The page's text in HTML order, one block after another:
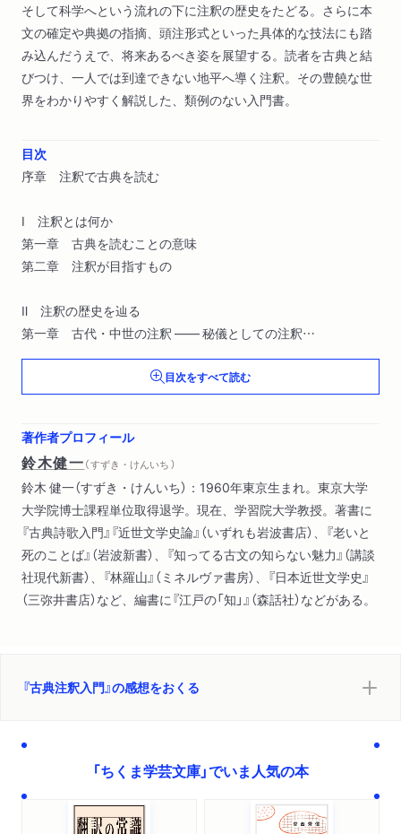
そして科学へという流れの下に注釈の歴史をたどる。さらに本
文の確定や典拠の指摘、頭注形式といった具体的な技法にも踏
み込んだうえで、将来あるべき姿を展望する。読者を古典と結
びつけ、一人では到達できない地平へ導く注釈。その豊饒な世
界をわかりやすく解説した、類例のない入門書。
目次
序章 注釈で古典を読む
Ⅰ 注釈とは何か
第一章 古典を読むことの意味
第二章 注釈が目指すもの
Ⅱ 注釈の歴史を辿る
第一章 古代・中世の注釈 ―― 秘儀としての注釈
第二章 近世の注釈 ―― 実証としての注釈
第三章 近現代の注釈 ―― 科学としての注釈
第一章 作品世界に深く分け入る
第二章 わかりやすく読むための工夫
終章 注釈の未来に向けて
あとがき／文庫版あとがき
目次をすべて読む
著作者プロフィール
鈴木健一（ すずき・けんいち ）
鈴木 健一（すずき・けんいち）：1960年東京生まれ。東京大学
大学院博士課程単位取得退学。現在、学習院大学教授。著書に
『古典詩歌入門』『近世文学史論』（いずれも岩波書店）、『老いと
死のことば』（岩波新書）、『知ってる古文の知らない魅力』（講談
社現代新書）、『林羅山』（ミネルヴァ書房）、『日本近世文学史』
（三弥井書店）など、編書に『江戸の「知」』（森話社）などがある。
『古典注釈入門』の感想をおくる
「ちくま学芸文庫」でいま人気の本